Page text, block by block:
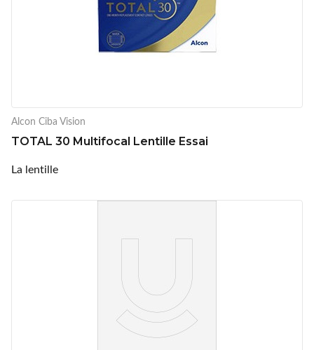
Alcon Ciba Vision
TOTAL 30 Multifocal Lentille Essai
La lentille